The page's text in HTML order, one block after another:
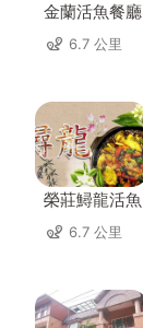
金蘭活魚餐廳
6.7 公里
榮莊鱘龍活魚
6.7 公里